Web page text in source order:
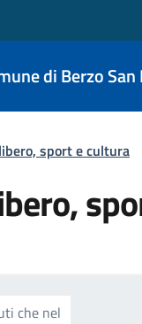
di Berzo
pane
sport e cultura
che nel